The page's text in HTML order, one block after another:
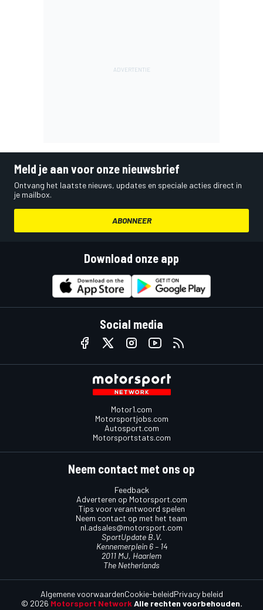
Meld je aan voor onze nieuwsbrief
Ontvang het laatste nieuws, updates en speciale acties direct in
je mailbox.
ABONNEER
Download onze app
Social media
Motor1.com
Motorsportjobs.com
Autosport.com
Motorsportstats.com
Neem contact met ons op
Feedback
Adverteren op Motorsport.com
Tips voor verantwoord spelen
Neem contact op met het team
nl.adsales@motorsport.com
SportUpdate B.V.
Kennemerplein 6 – 14
2011 MJ, Haarlem
The Netherlands
© 2026 Motorsport Network Alle rechten voorbehouden.
Algemene voorwaardenCookie-beleidPrivacy beleid